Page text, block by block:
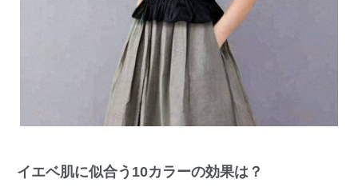
イエベ肌に似合う10カラーの効果は？